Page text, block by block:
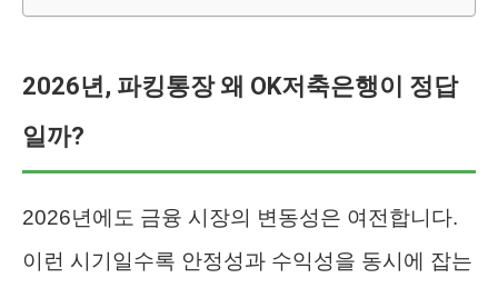
2026년, 파킹통장 왜 OK저축은행이 정답
일까?
2026년에도 금융 시장의 변동성은 여전합니다.
이런 시기일수록 안정성과 수익성을 동시에 잡는